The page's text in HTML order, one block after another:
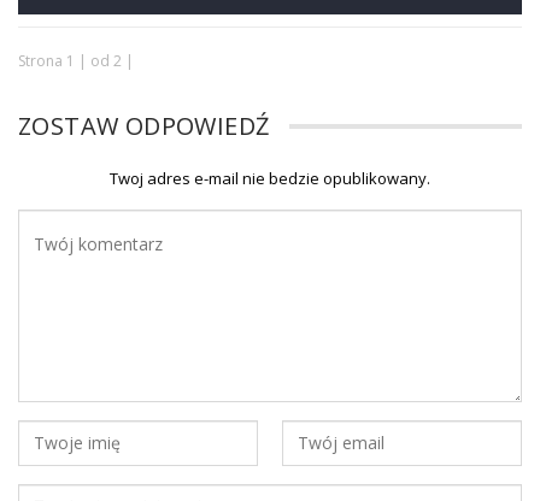
Strona 1 | od 2 |
ZOSTAW ODPOWIEDŹ
Twoj adres e-mail nie bedzie opublikowany.